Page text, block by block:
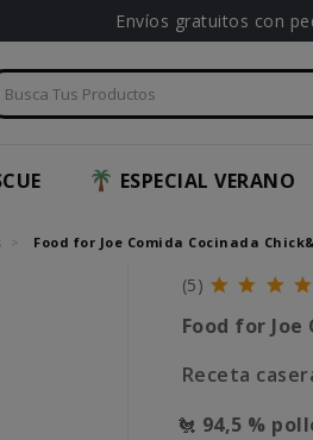
Envíos gratuitos con
ESPECIAL VERANO
Food for Joe Comida Cocinada
(5)
Food for
Receta
🐔 94,5 %